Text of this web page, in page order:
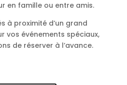
en famille ou entre amis.
à proximité d’un grand
vos événements spéciaux,
de réserver à l’avance.